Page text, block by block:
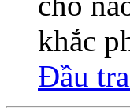
khắc
Đầu